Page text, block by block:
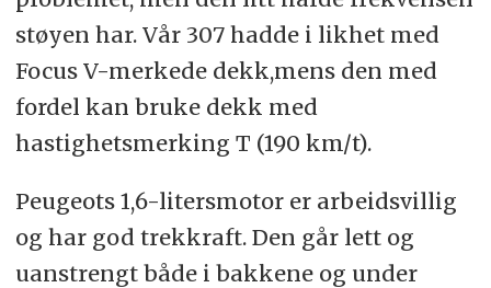
støyen har. Vår 307 hadde i likhet med
Focus V-merkede dekk,mens den med
fordel kan bruke dekk med
hastighetsmerking T (190 km/t).
Peugeots 1,6-litersmotor er arbeidsvillig
og har god trekkraft. Den går lett og
uanstrengt både i bakkene og under